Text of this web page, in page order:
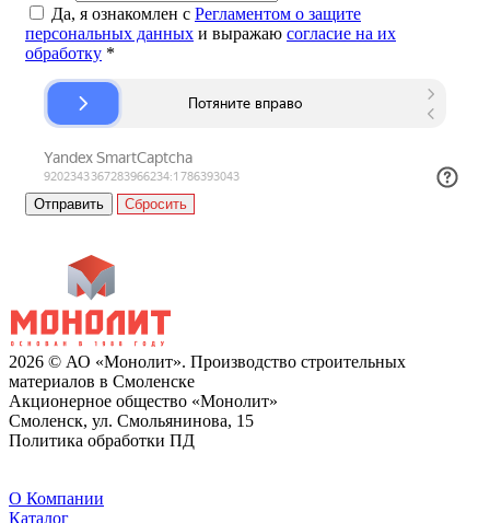
Да, я ознакомлен с Регламентом о защите
персональных данных и выражаю согласие на их
обработку *
Сбросить
2026 © АО «Монолит». Производство строительных
материалов в Смоленске
Акционерное общество «Монолит»
Смоленск, ул. Смольянинова, 15
Политика обработки ПД
O Компании
Каталог